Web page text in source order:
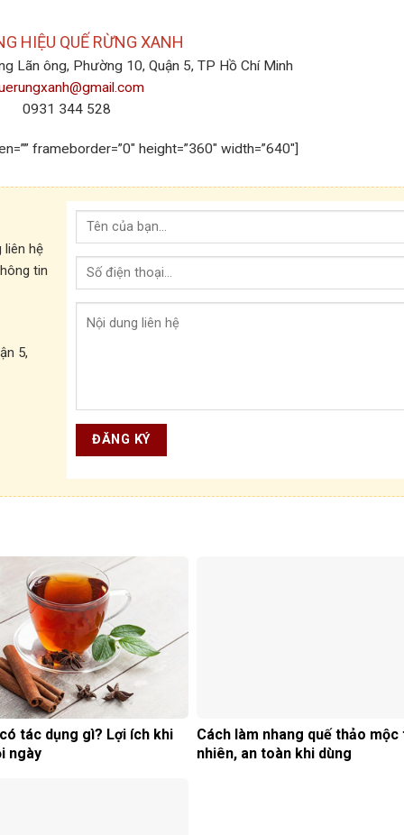
HIỆU QUẾ RỪNG XANH
Lãn ông, Phường 10, Quận 5, TP Hồ Chí Minh
0931 344 528
frameborder=”0″ height=”360″ width=”640″]
liên hệ
tin
5,
tác dụng gì? Lợi ích khi
ngày
Cách làm nhang quế thảo mộc
nhiên, an toàn khi dùng